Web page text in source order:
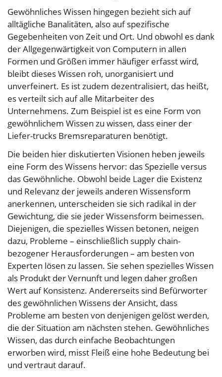
Gewöhnliches Wissen hingegen bezieht sich auf
alltägliche Banalitäten, also auf spezifische
Gegebenheiten von Zeit und Ort. Und obwohl es dank
der Allgegenwärtigkeit von Computern in allen
Formen und Größen immer häufiger erfasst wird,
bleibt dieses Wissen roh, unorganisiert und
unverfeinert. Es ist zudem dezentralisiert, das heißt,
es verteilt sich auf alle Mitarbeiter des
Unternehmens. Zum Beispiel ist es eine Form von
gewöhnlichem Wissen zu wissen, dass einer der
Liefer-trucks Bremsreparaturen benötigt.
Die beiden hier diskutierten Visionen heben jeweils
eine Form des Wissens hervor: das Spezielle versus
das Gewöhnliche. Obwohl beide Lager die Existenz
und Relevanz der jeweils anderen Wissensform
anerkennen, unterscheiden sie sich radikal in der
Gewichtung, die sie jeder Wissensform beimessen.
Diejenigen, die spezielles Wissen betonen, neigen
dazu, Probleme – einschließlich supply chain-
bezogener Herausforderungen – am besten von
Experten lösen zu lassen. Sie sehen spezielles Wissen
als Produkt der Vernunft und legen daher großen
Wert auf Konsistenz. Andererseits sind Befürworter
des gewöhnlichen Wissens der Ansicht, dass
Probleme am besten von denjenigen gelöst werden,
die der Situation am nächsten stehen. Gewöhnliches
Wissen, das durch einfache Beobachtungen
erworben wird, misst Fleiß eine hohe Bedeutung bei
und vertraut darauf.